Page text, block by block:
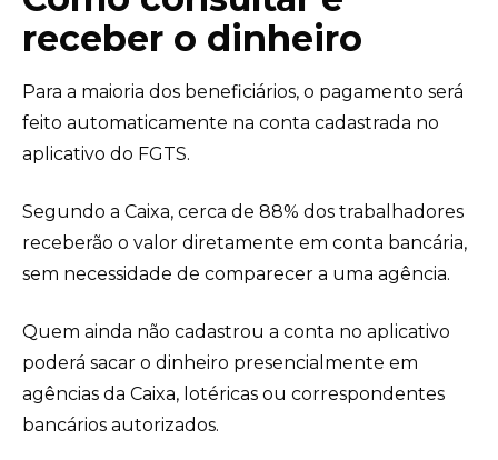
receber o dinheiro
Para a maioria dos beneficiários, o pagamento será
feito automaticamente na conta cadastrada no
aplicativo do FGTS.
Segundo a Caixa, cerca de 88% dos trabalhadores
receberão o valor diretamente em conta bancária,
sem necessidade de comparecer a uma agência.
Quem ainda não cadastrou a conta no aplicativo
poderá sacar o dinheiro presencialmente em
agências da Caixa, lotéricas ou correspondentes
bancários autorizados.